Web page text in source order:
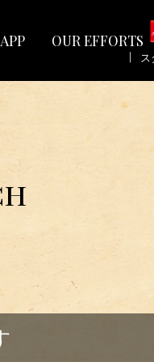
OUR EFFORTS
｜